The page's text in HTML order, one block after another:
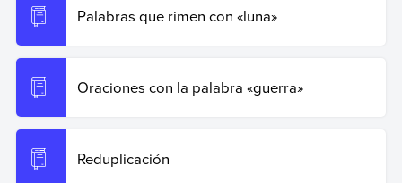
Palabras que rimen con «luna»
Oraciones con la palabra «guerra»
Reduplicación